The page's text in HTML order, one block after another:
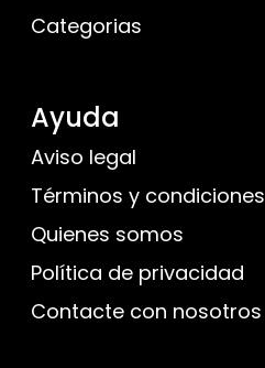
Categorias
Ayuda
Aviso legal
Términos y condiciones
Quienes somos
Política de privacidad
Contacte con nosotros